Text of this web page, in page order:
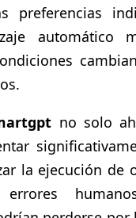
preferencias
automático
no solo
la ejecución de